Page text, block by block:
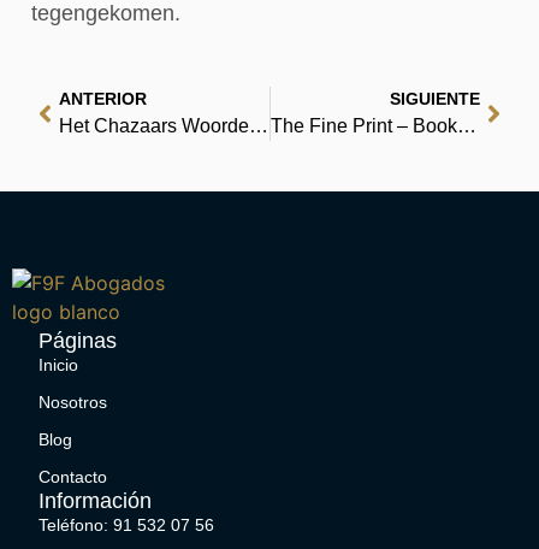
tegengekomen.
ANTERIOR
Het Chazaars Woordenboek: Lexiconroman in 100.000 woorden – mannelijke editie – Lees boeken gratis nu
SIGUIENTE
The Fine Print – Book Free
Páginas
Inicio
Nosotros
Blog
Contacto
Información
Teléfono: 91 532 07 56